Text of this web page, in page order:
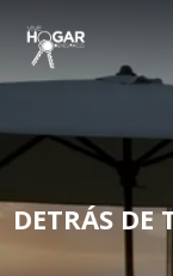
DETRÁS DE